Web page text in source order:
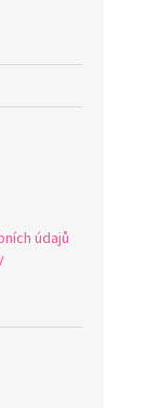
údajů